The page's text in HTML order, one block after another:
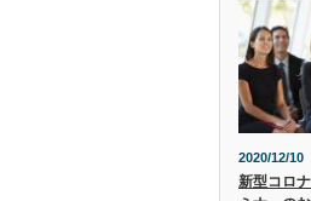
2020/12/10
新型コロ